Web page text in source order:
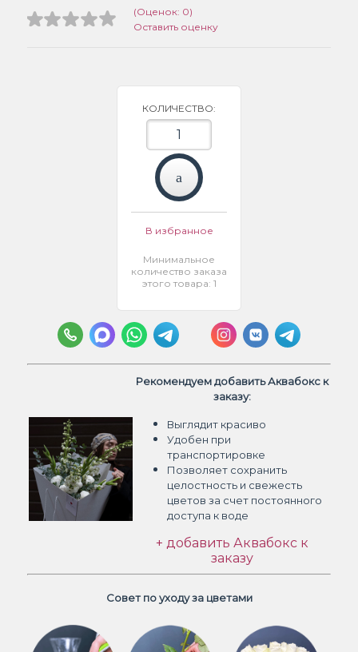
(Оценок: 0)
Оставить оценку
КОЛИЧЕСТВО:
В избранное
Минимальное
количество заказа
этого товара: 1
Рекомендуем добавить Аквабокс к
заказу:
Выглядит красиво
Удобен при
транспортировке
Позволяет сохранить
целостность и свежесть
цветов за счет постоянного
доступа к воде
+ добавить Аквабокс к
заказу
Совет по уходу за цветами